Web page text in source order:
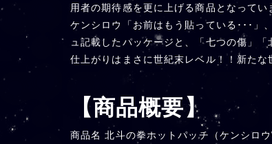
用者の期待感を更に上げる商品となってい
ケンシロウ「お前はもう貼っている･･･」
ュ記載したパッケージと、「七つの傷」
仕上がりはまさに世紀末レベル！！新た
【商品概要】
商品名 北斗の拳ホットパッチ（ケンシロ